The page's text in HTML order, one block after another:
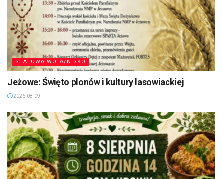
STALOWA WOLA/NISKO
Jeżowe: Święto plonów i kultury lasowiackiej
2026-08-09